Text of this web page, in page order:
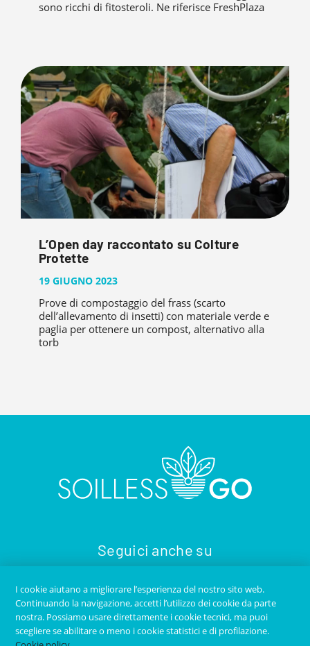
sono ricchi di fitosteroli. Ne riferisce FreshPlaza
L’Open day raccontato su Colture
Protette
19 GIUGNO 2023
Prove di compostaggio del frass (scarto
dell’allevamento di insetti) con materiale verde e
paglia per ottenere un compost, alternativo alla
torb
Seguici anche su
I cookie aiutano a migliorare l’esperienza del nostro sito web.
Continuando la navigazione, accetti l’utilizzo dei cookie da parte
nostra. Possiamo usare direttamente i cookie tecnici, ma puoi
scegliere se abilitare o meno i cookie statistici e di profilazione.